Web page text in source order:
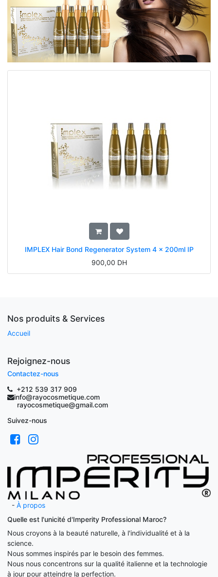
IMPLEX Hair Bond Regenerator System 4 x 200ml IP
900,00 DH
Nos produits & Services
Accueil
Rejoignez-nous
Contactez-nous
+212 539 317 909
info@rayocosmetique.com
rayocosmetique@gmail.com
Suivez-nous
- À propos
Quelle est l'unicité d'Imperity Professional Maroc?
Nous croyons à la beauté naturelle, à l'individualité et à la
science.
Nous sommes inspirés par le besoin des femmes.
Nous nous concentrons sur la qualité italienne et la technologie
à jour pour atteindre la perfection.